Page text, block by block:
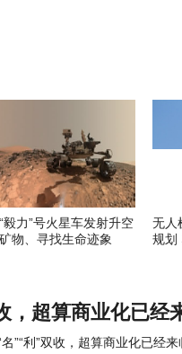
毅力”号火星车发射升空
物、寻找生命迹象
无人
规划
，超算商业化已经
”“利”双收，超算商业化已经来